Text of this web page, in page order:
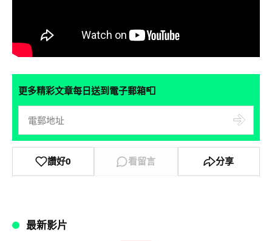
更多精彩文章每日送到電子郵箱📮
讚好0 看留言 分享
最新影片